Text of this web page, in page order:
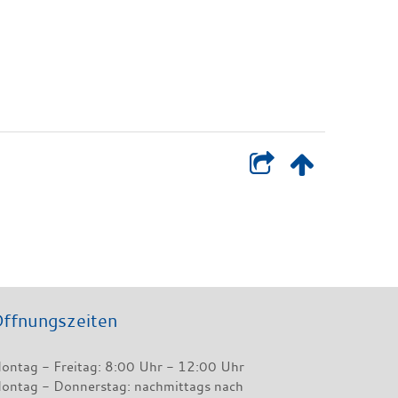
- Freitag: 8:00 Uhr - 12:00 Uhr
- Donnerstag: nachmittags nach